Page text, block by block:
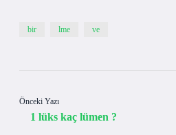
bir lme ve
Önceki Yazı
1 lüks kaç lümen ?